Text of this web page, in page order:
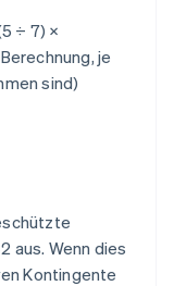
÷ 7) ×
je
sind)
aus. Wenn dies
Kontingente